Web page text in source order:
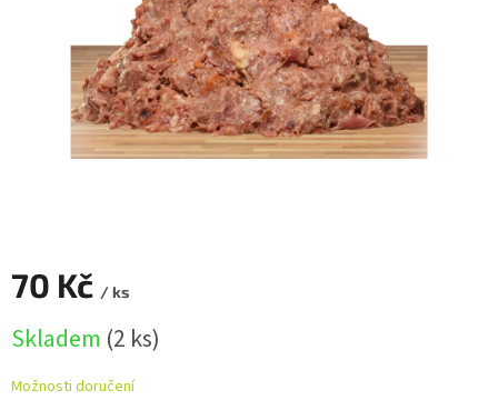
70 Kč / ks
cena:
Skladem (2 ks)
Možnosti doručení